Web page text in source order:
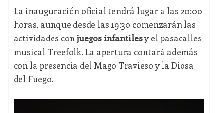
La inauguración oficial tendrá lugar a las 20:00
horas, aunque desde las 19:30 comenzarán las
actividades conjuegos infantilesy el pasacalles
musical Treefolk. La apertura contará además
con la presencia del Mago Travieso y la Diosa
del Fuego.